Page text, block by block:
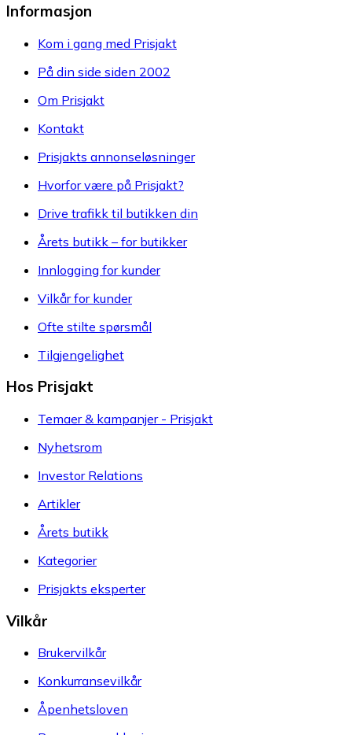
Informasjon
Kom i gang med Prisjakt
På din side siden 2002
Om Prisjakt
Kontakt
Prisjakts annonseløsninger
Hvorfor være på Prisjakt?
Drive trafikk til butikken din
Årets butikk – for butikker
Innlogging for kunder
Vilkår for kunder
Ofte stilte spørsmål
Tilgjengelighet
Hos Prisjakt
Temaer & kampanjer - Prisjakt
Nyhetsrom
Investor Relations
Artikler
Årets butikk
Kategorier
Prisjakts eksperter
Vilkår
Brukervilkår
Konkurransevilkår
Åpenhetsloven